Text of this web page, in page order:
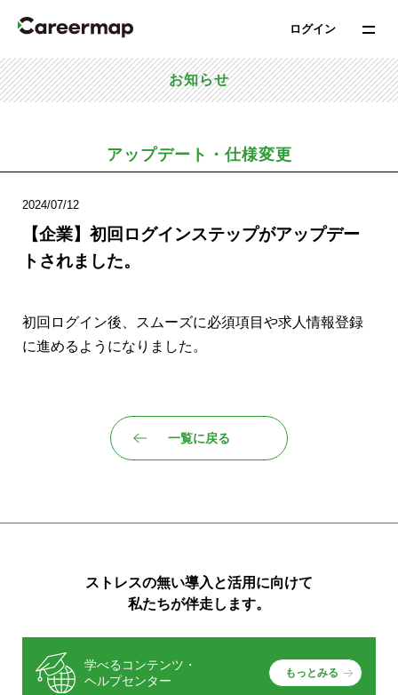
ログイン
お知らせ
アップデート・仕様変更
2024/07/12
【企業】初回ログインステップがアップデー
トされました。
初回ログイン後、スムーズに必須項目や求人情報登録
に進めるようになりました。
一覧に戻る
ストレスの無い導入と活用に向けて
私たちが伴走します。
学べるコンテンツ・
ヘルプセンター
もっとみる